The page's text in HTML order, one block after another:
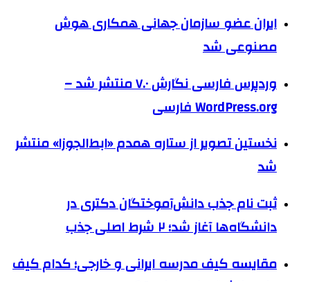
ایران عضو سازمان جهانی همکاری هوش
مصنوعی شد
وردپرس فارسی نگارش ۷.۰ منتشر شد –
WordPress.org فارسی
نخستین تصویر از ستاره همدم «ابط‌الجوزا» منتشر
شد
ثبت نام جذب دانش‌آموختگان دکتری در
دانشگاه‌ها آغاز شد؛ ۲ شرط اصلی جذب
مقایسه کیف مدرسه ایرانی و خارجی؛ کدام کیف